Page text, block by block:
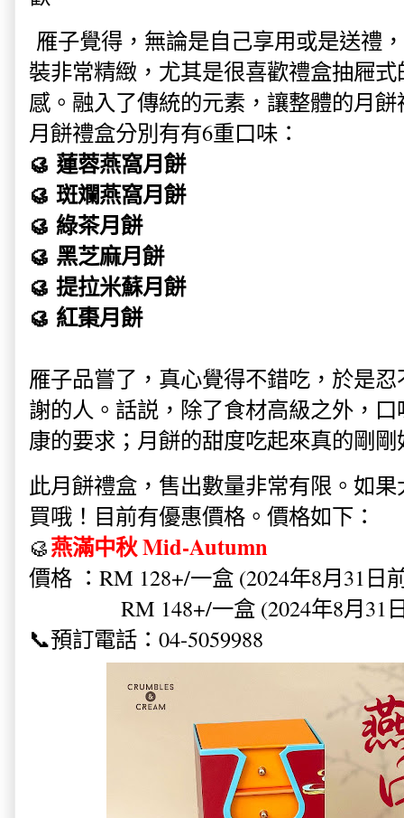
雁子覺得，無論是自己享用或是送禮
裝非常精緻，尤其是很喜歡禮盒抽屜
感。融入了傳統的元素，讓整體的月
月餅禮盒分別有有6重口味：
🥮 蓮蓉燕窩月餅
🥮 斑斕燕窩月餅
🥮 綠茶月餅
🥮 黑芝麻月餅
🥮 提拉米蘇月餅
🥮 紅棗月餅
雁子品嘗了，真心覺得不錯吃，於是
謝的人。話説，除了食材高級之外，
康的要求；月餅的甜度吃起來真的剛
此月餅禮盒，售出數量非常有限。如
買哦！目前有優惠價格。價格如下：
🥮燕滿中秋 Mid-Autumn
價格 ：RM 128+/一盒 (2024年8月31日
RM 148+/一盒 (2024年8月31
📞預訂電話：04-5059988